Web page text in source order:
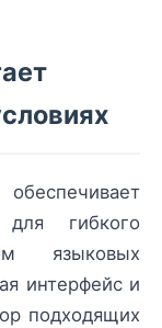
для гибкого
языковых
интерфейс и
подходящих